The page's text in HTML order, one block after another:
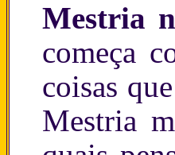
Mestria
começa
coisas
Mestria